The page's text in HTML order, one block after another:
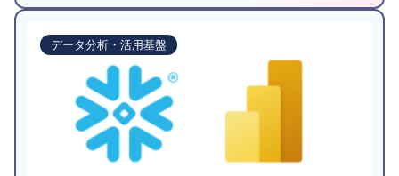
データ分析・活用基盤